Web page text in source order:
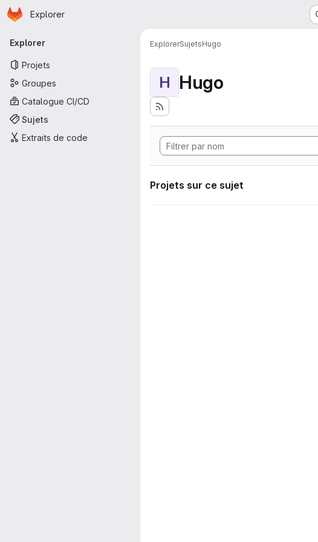
Passer au contenu principal
Page d'accueil
Explorer
Navigation principale
Explorer
Projets
Groupes
Catalogue CI/CD
Sujets
Extraits de code
ExplorerSujetsHugo
H Hugo
Projets sur ce sujet